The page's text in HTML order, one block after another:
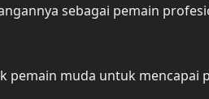
sebagai pemain
pemain muda untuk mencapai